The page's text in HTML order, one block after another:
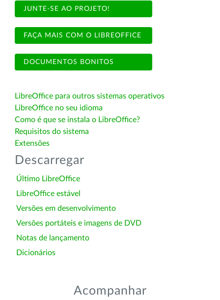
JUNTE-SE AO PROJETO!
FAÇA MAIS COM O LIBREOFFICE
DOCUMENTOS BONITOS
LibreOffice para outros sistemas operativos
LibreOffice no seu idioma
Como é que se instala o LibreOffice?
Requisitos do sistema
Extensões
Descarregar
Último LibreOffice
LibreOffice estável
Versões em desenvolvimento
Versões portáteis e imagens de DVD
Notas de lançamento
Dicionários
Acompanhar